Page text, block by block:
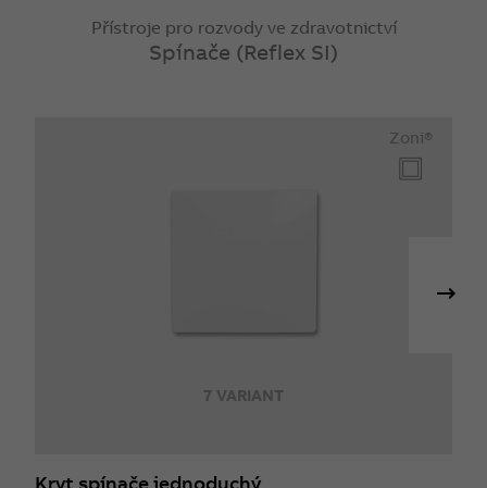
Přístroje pro rozvody ve zdravotnictví
Spínače (Reflex SI)
7 VARIANT
Zoni®